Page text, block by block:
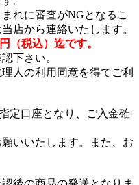
れに審査がNGとなるこ
店から連絡いたします。
（税込）迄です。
下さい。
人の利用同意を得てご利
定口座となり、ご入金確
いいたします。また、お